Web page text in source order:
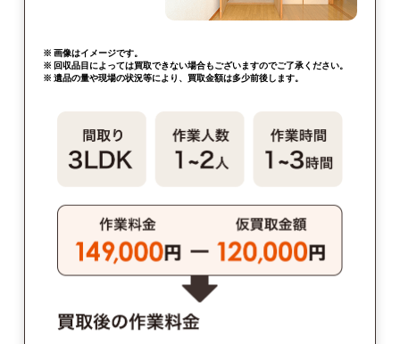
※ 画像はイメージです。
※ 回収品目によっては買取できない場合もございますのでご了承ください。
※ 遺品の量や現場の状況等により、買取金額は多少前後します。